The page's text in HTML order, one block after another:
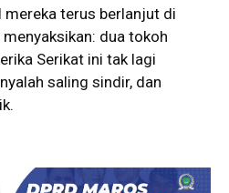
mereka terus berlanjut di
dua tokoh
Serikat ini tak lagi
saling sindir, dan